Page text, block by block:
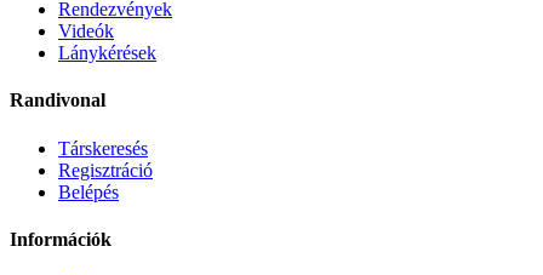
Rendezvények
Videók
Lánykérések
Randivonal
Társkeresés
Regisztráció
Belépés
Információk